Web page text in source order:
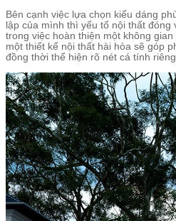
Bên cạnh việc lựa chọn kiểu dáng
lập của mình thì yếu tố nội thất đóng
trong việc hoàn thiện một không
một thiết kế nội thất hài hòa sẽ góp
đồng thời thể hiện rõ nét cá tính